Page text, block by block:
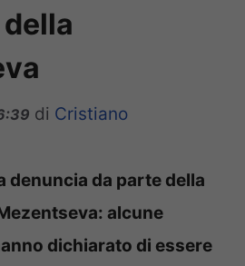
di Cristiano
denuncia da parte della
alcune
dichiarato di essere